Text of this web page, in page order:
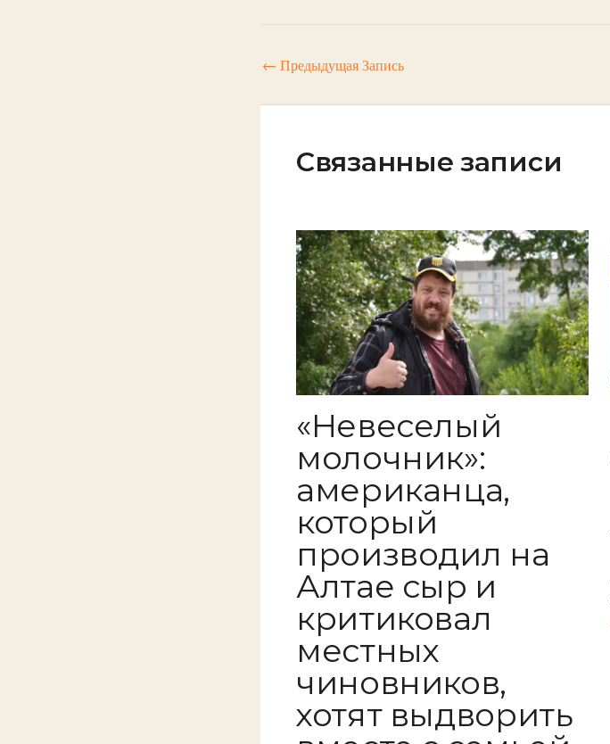
← Предыдущая Запись
Связанные записи
«Невеселый
молочник»:
американца,
который
производил на
Алтае сыр и
критиковал
местных
чиновников,
хотят выдворить